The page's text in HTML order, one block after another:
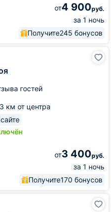
от4 900руб.
за 1 ночь
Получите245 бонусов
гостей
3 км от центра
от3 400руб.
за 1 ночь
Получите170 бонусов